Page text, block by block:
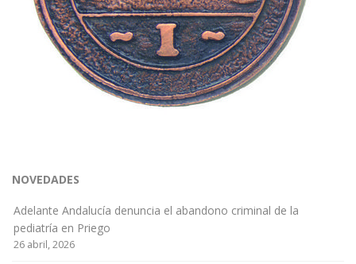
NOVEDADES
Adelante Andalucía denuncia el abandono criminal de la
pediatría en Priego
26 abril, 2026